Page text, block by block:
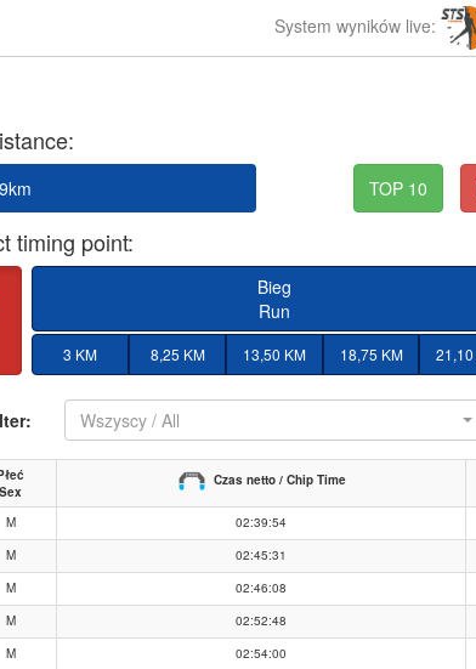
System wyników live:
TOP 10
timing point:
Bieg
Run
3 KM 8,25 KM 13,50 KM 18,75 KM
Wszyscy / All
Sex
Czas netto / Chip Time
M 02:39:54
M 02:45:31
M 02:46:08
M 02:52:48
M 02:54:00